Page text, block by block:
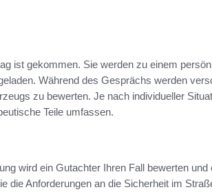
ist gekommen. Sie werden zu einem
Während des Gesprächs werden
zu bewerten. Je nach individueller
Teile umfassen.
wird ein Gutachter Ihren Fall bewerten
die Anforderungen an die Sicherheit im